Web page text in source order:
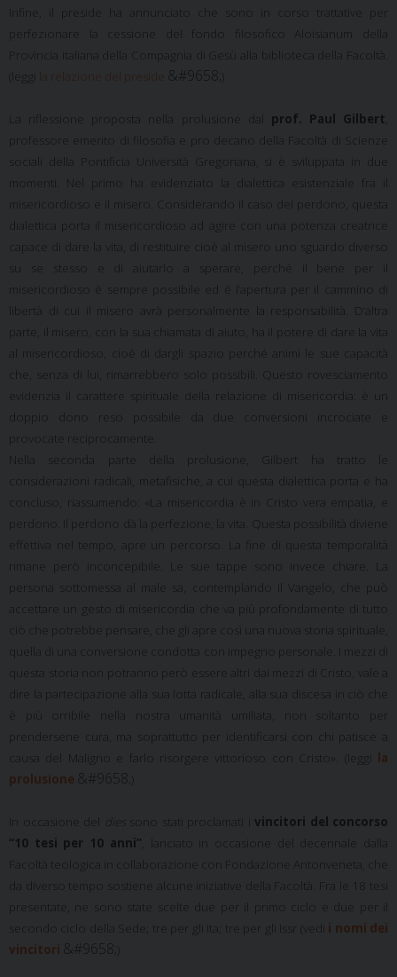
Infine, il preside ha annunciato che sono in corso trattative per
perfezionare la cessione del fondo filosofico Aloisianum della
Provincia italiana della Compagnia di Gesù alla biblioteca della Facoltà.
la relazione del preside &#9658;
La riflessione proposta nella prolusione dal prof. Paul Gilbert
professore emerito di filosofia e pro decano della Facoltà di Scienze
sociali della Pontificia Università Gregoriana, si è sviluppata in due
momenti. Nel primo ha evidenziato la dialettica esistenziale fra il
misericordioso e il misero. Considerando il caso del perdono, questa
dialettica porta il misericordioso ad agire con una potenza creatrice
capace di dare la vita, di restituire cioè al misero uno sguardo diverso
su se stesso e di aiutarlo a sperare, perché il bene per il
misericordioso è sempre possibile ed è l’apertura per il cammino di
libertà di cui il misero avrà personalmente la responsabilità. D’altra
parte, il misero, con la sua chiamata di aiuto, ha il potere di dare la vita
al misericordioso, cioè di dargli spazio perché animi le sue capacità
che, senza di lui, rimarrebbero solo possibili. Questo rovesciamento
evidenzia il carattere spirituale della relazione di misericordia: è un
doppio dono reso possibile da due conversioni incrociate e
provocate reciprocamente.
Nella seconda parte della prolusione, Gilbert ha tratto le
considerazioni radicali, metafisiche, a cui questa dialettica porta e ha
concluso, riassumendo: «La misericordia è in Cristo vera empatia, e
perdono. Il perdono dà la perfezione, la vita. Questa possibilità diviene
effettiva nel tempo, apre un percorso. La fine di questa temporalità
rimane però inconcepibile. Le sue tappe sono invece chiare. La
persona sottomessa al male sa, contemplando il Vangelo, che può
accettare un gesto di misericordia che va più profondamente di tutto
ciò che potrebbe pensare, che gli apre così una nuova storia spirituale,
quella di una conversione condotta con impegno personale. I mezzi di
questa storia non potranno però essere altri dai mezzi di Cristo, vale a
dire la partecipazione alla sua lotta radicale, alla sua discesa in ciò che
è più orribile nella nostra umanità umiliata, non soltanto per
prendersene cura, ma soprattutto per identificarsi con chi patisce a
causa del Maligno e farlo risorgere vittorioso con Cristo». (leggi la
prolusione &#9658;
In occasione del dies sono stati proclamati i vincitori del concorso
“10 tesi per 10 anni” , lanciato in occasione del decennale dalla
Facoltà teologica in collaborazione con Fondazione Antonveneta, che
da diverso tempo sostiene alcune iniziative della Facoltà. Fra le 18 tesi
presentate, ne sono state scelte due per il primo ciclo e due per il
secondo ciclo della Sede; tre per gli Ita; tre per gli Issr (vedi i nomi dei
vincitori &#9658;